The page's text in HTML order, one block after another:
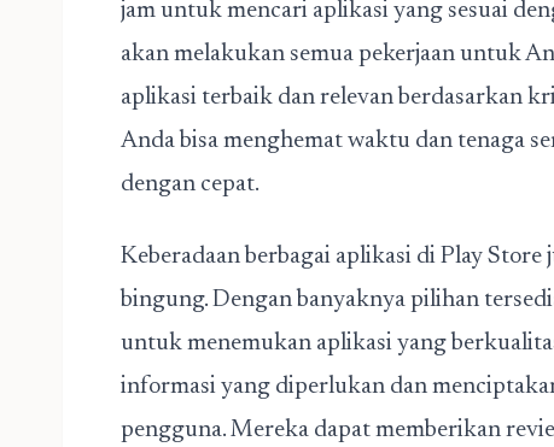
jam untuk mencari aplikasi yang sesuai
akan melakukan semua pekerjaan untuk
aplikasi terbaik dan relevan berdasarkan
Anda bisa menghemat waktu dan tenaga
dengan cepat.
Keberadaan berbagai aplikasi di Play
bingung. Dengan banyaknya pilihan
untuk menemukan aplikasi yang
informasi yang diperlukan dan
pengguna. Mereka dapat memberikan